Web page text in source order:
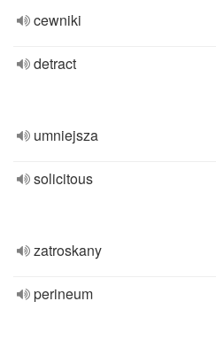
cewniki
detract
umniejsza
solicitous
zatroskany
perineum